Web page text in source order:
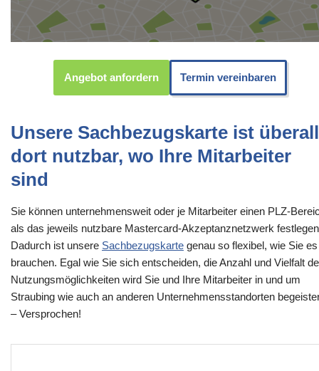
Angebot anfordern Termin vereinbaren
Unsere Sachbezugskarte ist überall
dort nutzbar, wo Ihre Mitarbeiter
sind
Sie können unternehmensweit oder je Mitarbeiter einen PLZ-
als das jeweils nutzbare Mastercard-Akzeptanznetzwerk
Dadurch ist unsere Sachbezugskarte genau so flexibel, wie Sie es
brauchen. Egal wie Sie sich entscheiden, die Anzahl und Vielfalt
Nutzungsmöglichkeiten wird Sie und Ihre Mitarbeiter in und um
Straubing wie auch an anderen Unternehmensstandorten
– Versprochen!